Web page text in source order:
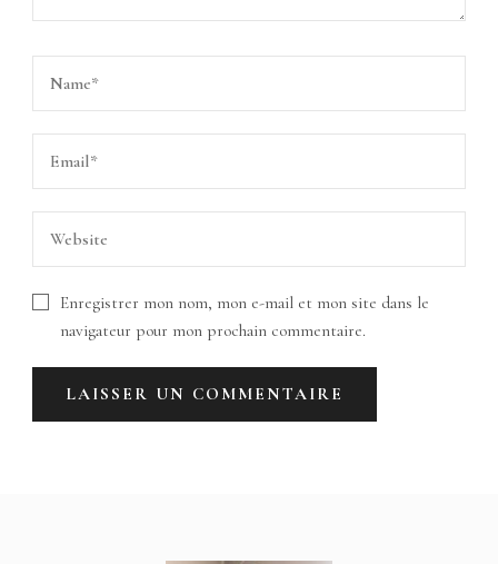
Enregistrer mon nom, mon e-mail et mon site dans le
navigateur pour mon prochain commentaire.